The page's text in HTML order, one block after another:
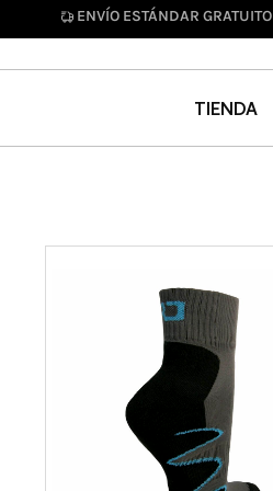
ENVÍO ESTÁNDAR GRATUITO |
TIENDA